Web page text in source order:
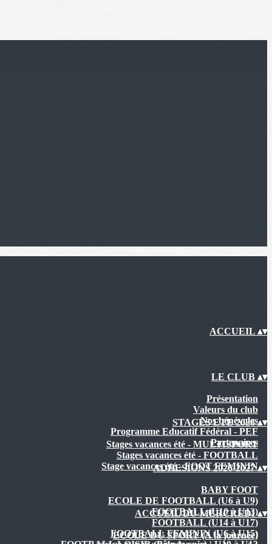
ACCUEIL ▴▾
LE CLUB ▴▾
Présentation
Valeurs du club
Nos bénévoles
Programme Educatif Fédéral - PEF
Partenaires
STAGES ETE 2026▴▾
Stages vacances été - MULTISPORT
Stages vacances été - FOOTBALL
Stage vacances été - FOOT FEMININ
ADHESIONS 2026-2027▴▾
BABY FOOT
ECOLE DE FOOTBALL (U6 à U9)
FOOTBALL (U10 à U13)
FOOTBALL (U14 à U17)
FOOTBALL FEMININ (U6 à U15)
ACCUEIL DU MERCREDI▴▾
ECOLE DU SPORT (A la journée)